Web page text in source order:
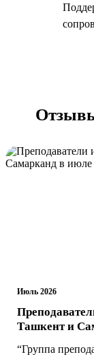
Июль 2026
Ташкент и
“Группа